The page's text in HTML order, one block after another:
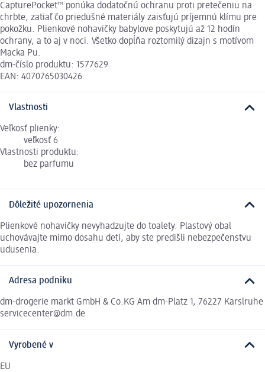
CapturePocket™ ponúka dodatočnú ochranu proti pretečeniu na
chrbte, zatiaľ čo priedušné materiály zaisťujú príjemnú klímu pre
pokožku. Plienkové nohavičky babylove poskytujú až 12 hodín
ochrany, a to aj v noci. Všetko dopĺňa roztomilý dizajn s motívom
Macka Pu.
dm-číslo produktu: 1577629
EAN: 4070765030426
Vlastnosti
Veľkosť plienky:
veľkosť 6
Vlastnosti produktu:
bez parfumu
Dôležité upozornenia
Plienkové nohavičky nevyhadzujte do toalety. Plastový obal
uchovávajte mimo dosahu detí, aby ste predišli nebezpečenstvu
udusenia.
Adresa podniku
dm-drogerie markt GmbH & Co.KG Am dm-Platz 1, 76227 Karslruhe
servicecenter@dm.de
Vyrobené v
EU